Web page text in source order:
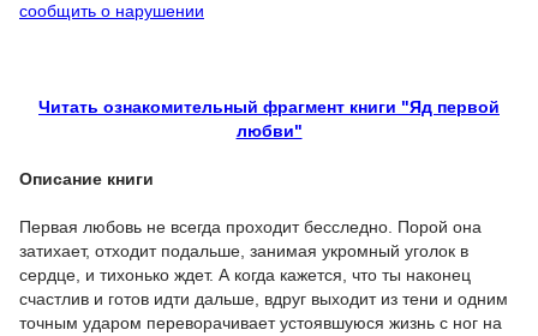
сообщить о нарушении
Читать ознакомительный фрагмент книги "Яд первой
любви"
Описание книги
Первая любовь не всегда проходит бесследно. Порой она
затихает, отходит подальше, занимая укромный уголок в
сердце, и тихонько ждет. А когда кажется, что ты наконец
счастлив и готов идти дальше, вдруг выходит из тени и одним
точным ударом переворачивает устоявшуюся жизнь с ног на